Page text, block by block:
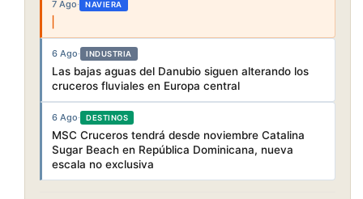
7 Ago· NAVIERA
6 Ago· INDUSTRIA
Las bajas aguas del Danubio siguen alterando los
cruceros fluviales en Europa central
6 Ago· DESTINOS
MSC Cruceros tendrá desde noviembre Catalina
Sugar Beach en República Dominicana, nueva
escala no exclusiva